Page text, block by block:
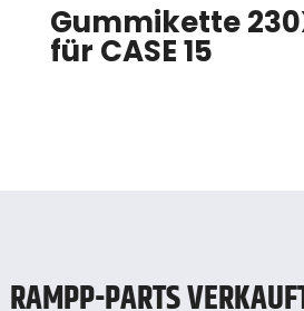
Gummikette
für CASE 15
RAMPP-PARTS